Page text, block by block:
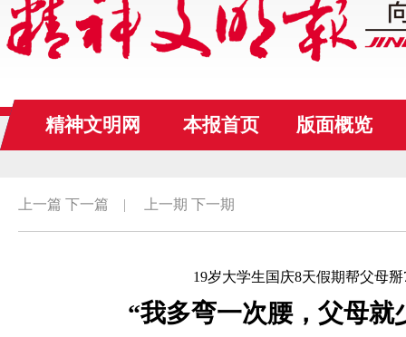
精神文明网 本报首页 版面概览
上一篇 下一篇 | 上一期 下一期
19岁大学生国庆8天假期帮父母
“我多弯一次腰，父母就